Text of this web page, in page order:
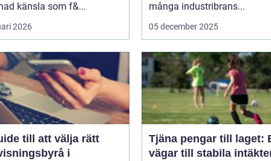
känsla som f&...
2026
många industribrans...
05 december 2025
till att välja rätt
i
Tjäna pengar till laget:
vägar till stabila